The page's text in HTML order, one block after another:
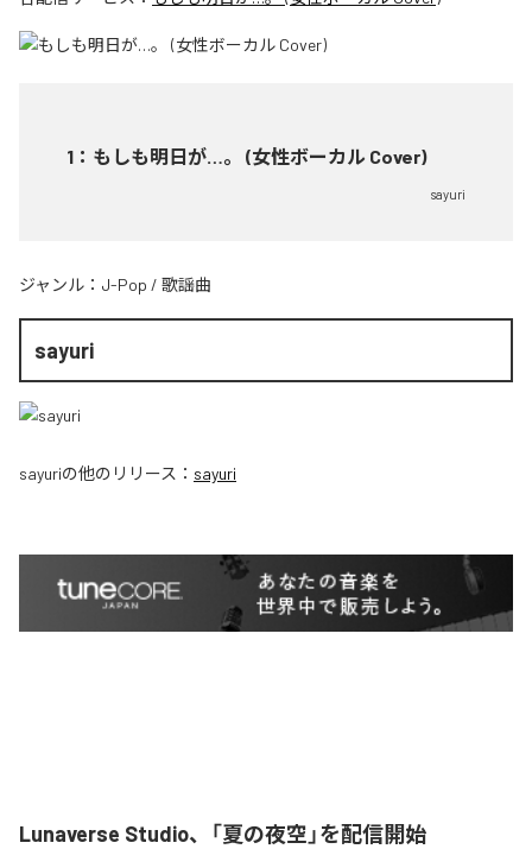
1 ： もしも明日が…。 (女性ボーカル Cover)
sayuri
ジャンル： J-Pop / 歌謡曲
sayuri
sayuriの他のリリース： sayuri
Lunaverse Studio、「夏の夜空」を配信開始